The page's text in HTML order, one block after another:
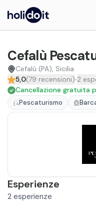
Cefalù
Cefalù (PA), Sicilia
5,0(79 recensioni) 2
Cancellazione gratuita
Pescaturismo
Esperienze
2 esperienze